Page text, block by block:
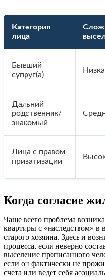
Категория
лица
Бывший
супруг(а)
Дальний
родственник/
знакомый
Лица с правом
приватизации
Когда согласие
Чаще всего проблема
квартиры с «наследством»
старого хозяина. Здесь и
процесса, если неверно
выселение прописанного
если он фактически не
счета или ведет себя